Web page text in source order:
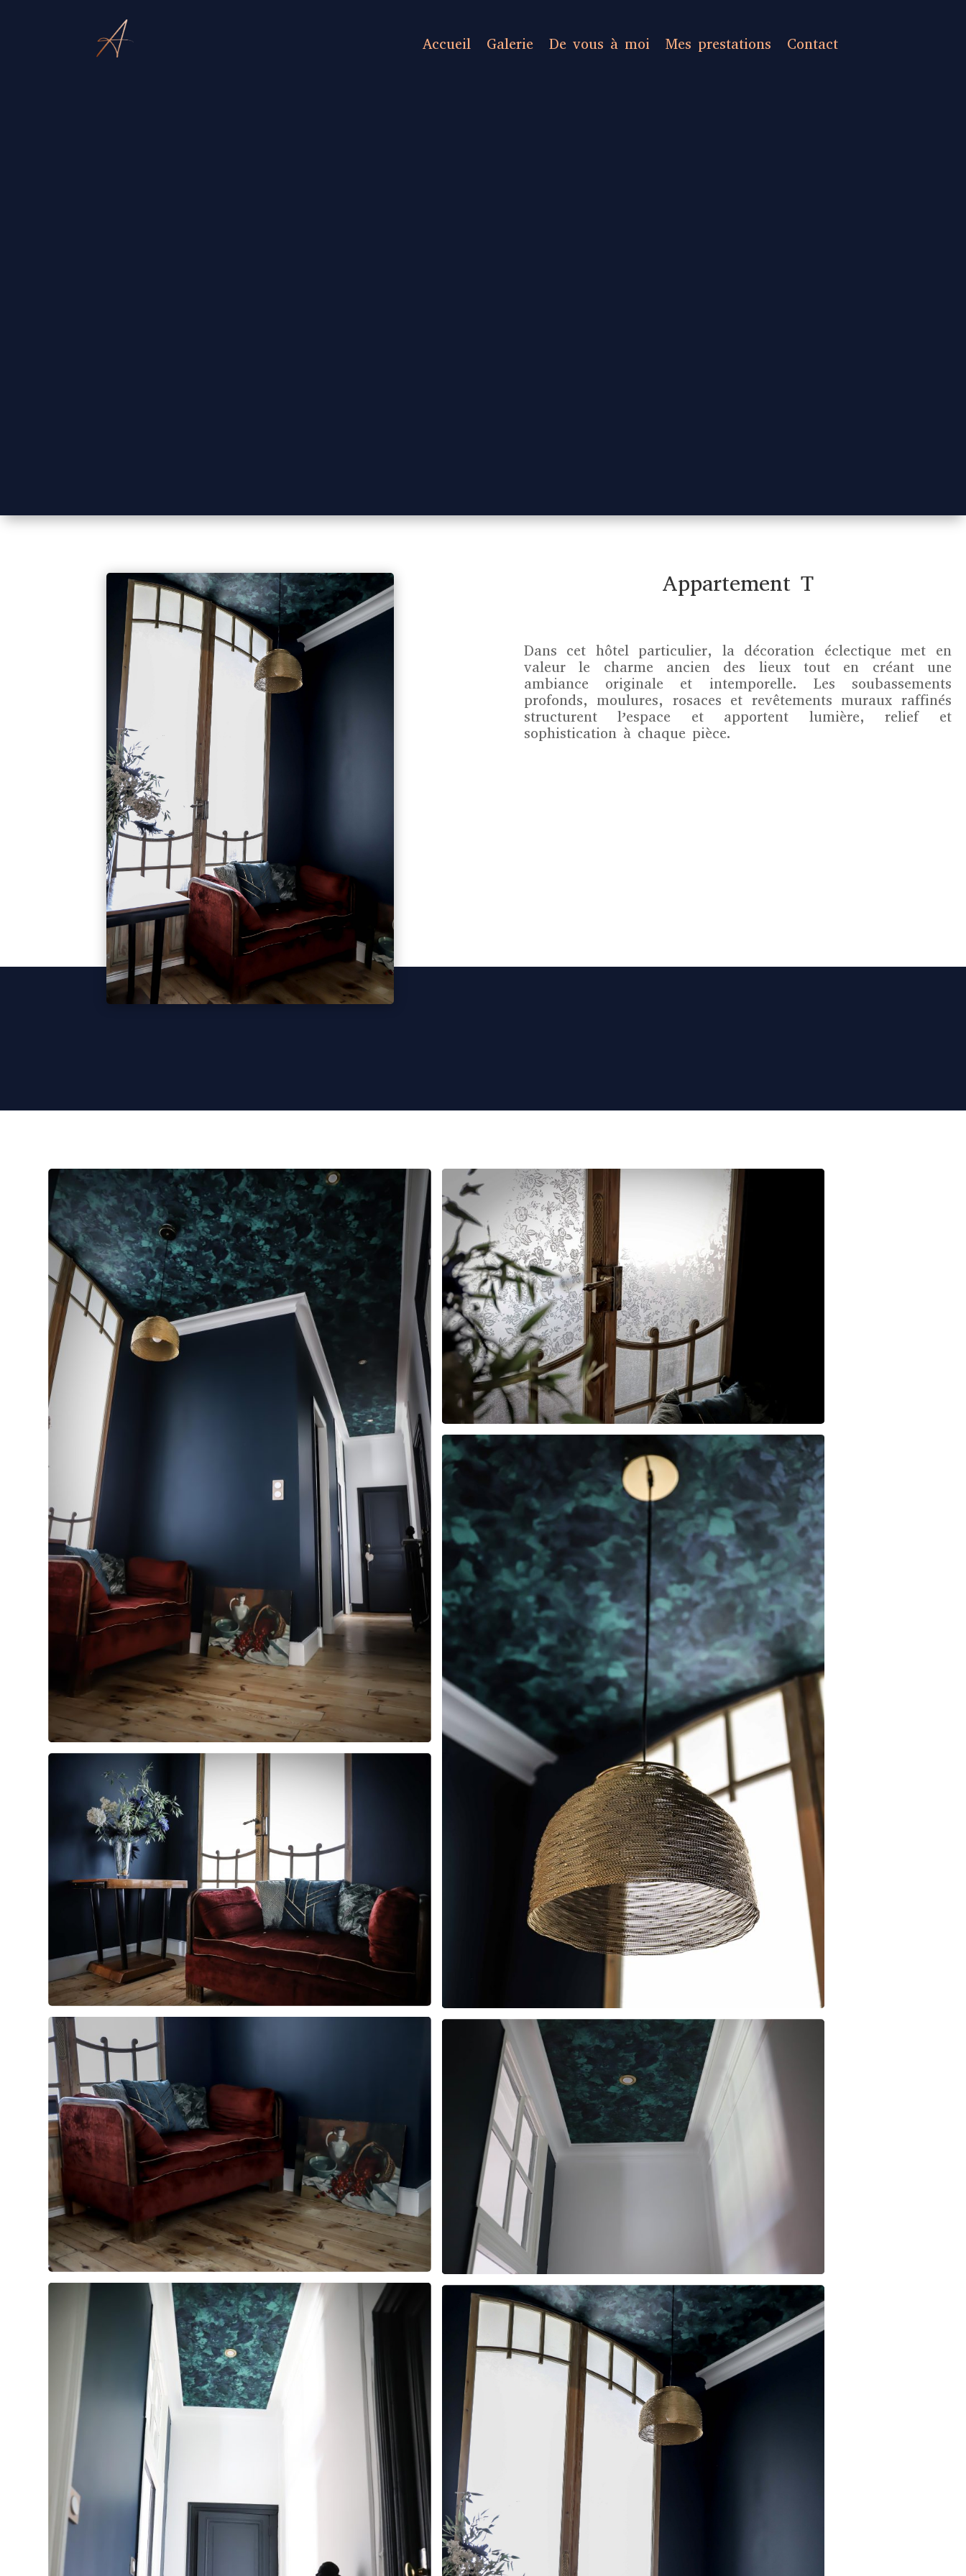
Accueil Galerie De vous à moi Mes prestations Contact
Appartement T
Dans cet hôtel particulier, la décoration éclectique met en
valeur le charme ancien des lieux tout en créant une
ambiance originale et intemporelle. Les soubassements
profonds, moulures, rosaces et revêtements muraux raffinés
structurent l’espace et apportent lumière, relief et
sophistication à chaque pièce.